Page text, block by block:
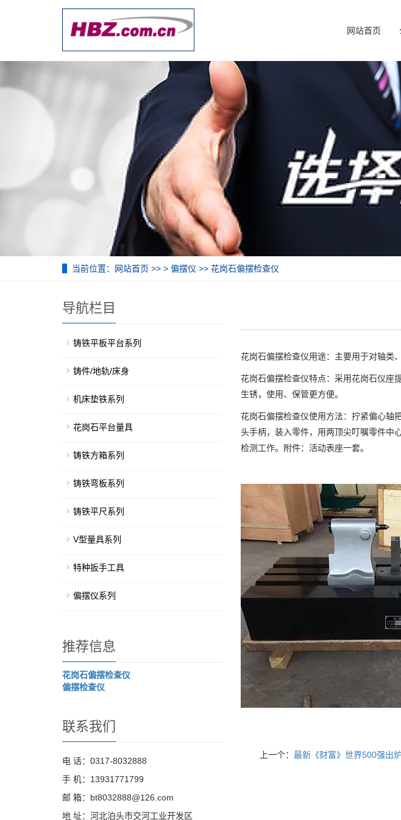
网站首页
当前位置： 网站首页 >> > 偏摆仪 >> 花岗石偏摆检查仪
花岗石偏摆检查仪用途：主要用于对轴类
花岗石偏摆检查仪特点：采用花岗石仪座
生锈，使用、保管更方便。
花岗石偏摆检查仪使用方法：拧紧偏心轴
头手柄，装入零件，用两顶尖叮嘱零件中
检测工作。附件：活动表座一套。
上一个：最新《财富》世界500强出
导航栏目
铸铁平板平台系列
铸件/地轨/床身
机床垫铁系列
花岗石平台量具
铸铁方箱系列
铸铁弯板系列
铸铁平尺系列
V型量具系列
特种扳手工具
偏摆仪系列
推荐信息
花岗石偏摆检查仪
偏摆检查仪
联系我们
电 话：0317-8032888
手 机：13931771799
邮 箱：bt8032888@126.com
地 址：河北泊头市交河工业开发区